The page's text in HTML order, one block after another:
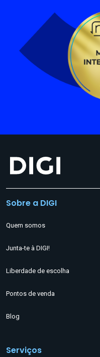
Sobre a DIGI
Quem somos
Junta-te à DIGI!
Liberdade de escolha
Pontos de venda
Blog
Serviços